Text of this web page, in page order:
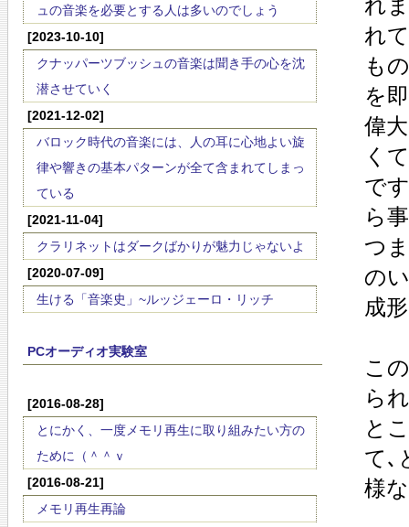
ュの音楽を必要とする人は多いのでしょう
[2023-10-10]
クナッパーツブッシュの音楽は聞き手の心を沈
潜させていく
[2021-12-02]
バロック時代の音楽には、人の耳に心地よい旋
律や響きの基本パターンが全て含まれてしまっ
ている
[2021-11-04]
クラリネットはダークばかりが魅力じゃないよ
[2020-07-09]
生ける「音楽史」~ルッジェーロ・リッチ
PCオーディオ実験室
[2016-08-28]
とにかく、一度メモリ再生に取り組みたい方の
ために（＾＾ｖ
[2016-08-21]
メモリ再生再論
れ
れ
も
を
偉
く
で
ら
つ
の
成
こ
ら
と
て､
様